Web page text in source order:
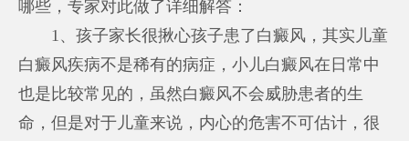
哪些，专家对此做了详细解答：
1、孩子家长很揪心孩子患了白癜风，其实儿童
白癜风疾病不是稀有的病症，小儿白癜风在日常中
也是比较常见的，虽然白癜风不会威胁患者的生
命，但是对于儿童来说，内心的危害不可估计，很